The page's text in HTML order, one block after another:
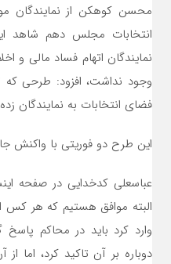
محسن کوهکن از نمایندگان
انتخابات مجلس دهم شاهد
نمایندگان اتهام فساد مالی و
وجود نداشت، افزود: طرحی
فضای انتخابات به نمایندگان
این طرح دو فوریتی با واکنش
عباسعلی کدخدایی در صفحه
البته موافق هستیم که هر کس
وارد کرد باید در محاکم
دوباره بر آن تاکید کرد،